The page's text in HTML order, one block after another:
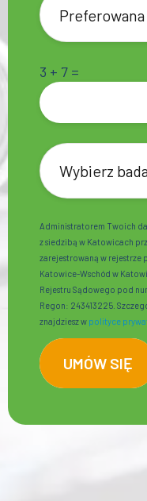
3 + 7 =
Administratorem Twoich
z siedzibą w Katowicach
zarejestrowaną w rejestrze
Katowice-Wschód w
Rejestru Sądowego pod
Regon: 243413225.
znajdziesz w polityce